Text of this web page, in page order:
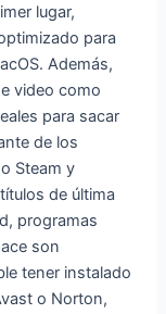
lugar,
para
Además,
video como
para sacar
de los
Steam y
de última
programas
son
tener instalado
o Norton,